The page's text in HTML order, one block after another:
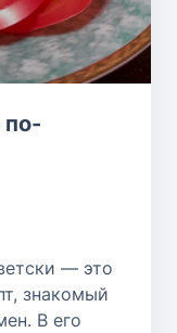
— это
знакомый
В его